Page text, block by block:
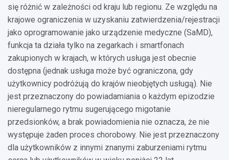
się różnić w zależności od kraju lub regionu. Ze względu na
krajowe ograniczenia w uzyskaniu zatwierdzenia/rejestracji
jako oprogramowanie jako urządzenie medyczne (SaMD),
funkcja ta działa tylko na zegarkach i smartfonach
zakupionych w krajach, w których usługa jest obecnie
dostępna (jednak usługa może być ograniczona, gdy
użytkownicy podróżują do krajów nieobjętych usługą). Nie
jest przeznaczony do powiadamiania o każdym epizodzie
nieregularnego rytmu sugerującego migotanie
przedsionków, a brak powiadomienia nie oznacza, że nie
występuje żaden proces chorobowy. Nie jest przeznaczony
dla użytkowników z innymi znanymi zaburzeniami rytmu